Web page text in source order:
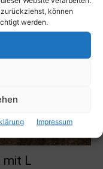
können
werden.
Impressum
mit L